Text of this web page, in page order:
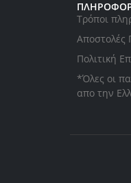
Τρόποι
Αποστολές
Πολιτική
*Όλες οι
απο την